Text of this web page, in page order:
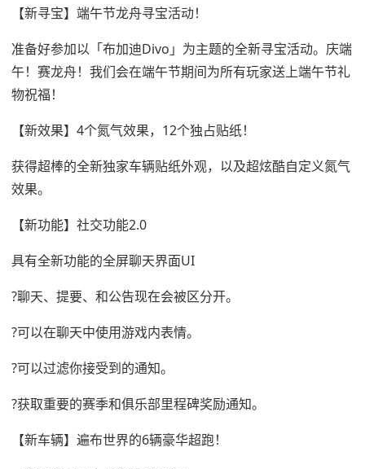
【新寻宝】端午节龙舟寻宝活动！
准备好参加以「布加迪Divo」为主题的全新寻宝活动。庆端
午！赛龙舟！我们会在端午节期间为所有玩家送上端午节礼
物祝福！
【新效果】4个氮气效果，12个独占贴纸！
获得超棒的全新独家车辆贴纸外观，以及超炫酷自定义氮气
效果。
【新功能】社交功能2.0
具有全新功能的全屏聊天界面UI
?聊天、提要、和公告现在会被区分开。
?可以在聊天中使用游戏内表情。
?可以过滤你接受到的通知。
?获取重要的赛季和俱乐部里程碑奖励通知。
【新车辆】遍布世界的6辆豪华超跑！